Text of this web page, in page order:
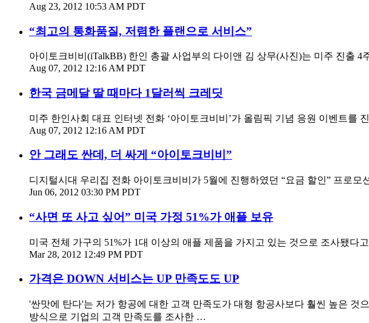
Aug 23, 2012 10:53 AM PDT
“최고의 통화품질, 저렴한 플랜으로 서비스”
아이토크비비(iTalkBB) 한인 총괄 사업부의 다이앤 김 상무(사진)는 미주 진출
Aug 07, 2012 12:16 AM PDT
한국 금메달 딸 때마다 1달러씩 크레딧
미주 한인사회 대표 인터넷 전화 ‘아이토크비비’가 올림픽 기념 응원 이벤트를
Aug 07, 2012 12:16 AM PDT
안 그래도 싼데, 더 싸게 “아이토크비비”
디지털시대 우리집 전화 아이토크비비가 5월에 진행하였던 “요금 할인” 프로
Jun 06, 2012 03:30 PM PDT
“사면 또 사고 싶어” 미국 가정 51%가 애플 보유
미국 전체 가구의 51%가 1대 이상의 애플 제품을 가지고 있는 것으로 조사됐다
Mar 28, 2012 12:49 PM PDT
가격은 DOWN 서비스는 UP 만족도도 UP
'싼맛에 탄다'는 저가 항공에 대한 고객 만족도가 대형 항공사보다 훨씬 높은 것
방식으로 기업의 고객 만족도를 조사한 …